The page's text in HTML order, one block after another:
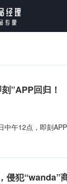
”APP回归！
中午12点，即刻
侵犯“wanda”